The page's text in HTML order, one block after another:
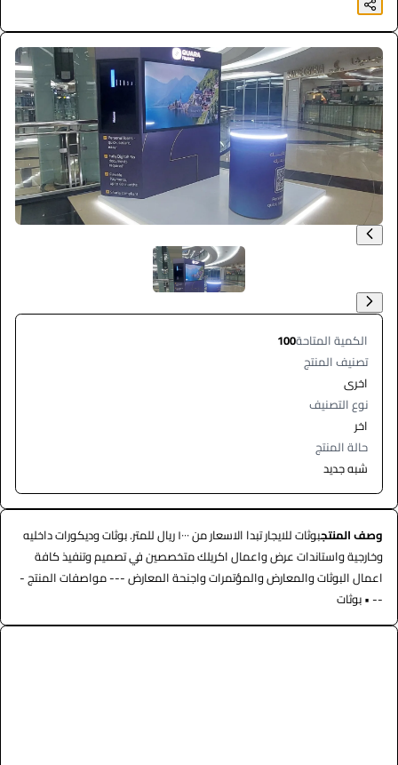
الكمية المتاحة100
تصنيف المنتج
اخرى
نوع التصنيف
اخر
حالة المنتج
شبه جديد
وصف المنتج
بوثات للايجار تبدا الاسعار من ١٠٠٠ ريال للمتر. بوثات وديكورات داخليه
وخارجية واستاندات عرض واعمال اكريلك متخصصين في تصميم وتنفيذ كافة
اعمال البوثات والمعارض والمؤتمرات واجنحة المعارض --- مواصفات المنتج -
-- • بوثات